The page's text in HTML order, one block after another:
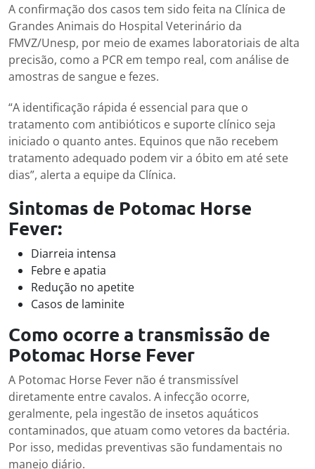
A confirmação dos casos tem sido feita na Clínica de
Grandes Animais do Hospital Veterinário da
FMVZ/Unesp, por meio de exames laboratoriais de alta
precisão, como a PCR em tempo real, com análise de
amostras de sangue e fezes.
“A identificação rápida é essencial para que o
tratamento com antibióticos e suporte clínico seja
iniciado o quanto antes. Equinos que não recebem
tratamento adequado podem vir a óbito em até sete
dias”, alerta a equipe da Clínica.
Sintomas de Potomac Horse
Fever:
Diarreia intensa
Febre e apatia
Redução no apetite
Casos de laminite
Como ocorre a transmissão de
Potomac Horse Fever
A Potomac Horse Fever não é transmissível
diretamente entre cavalos. A infecção ocorre,
geralmente, pela ingestão de insetos aquáticos
contaminados, que atuam como vetores da bactéria.
Por isso, medidas preventivas são fundamentais no
manejo diário.